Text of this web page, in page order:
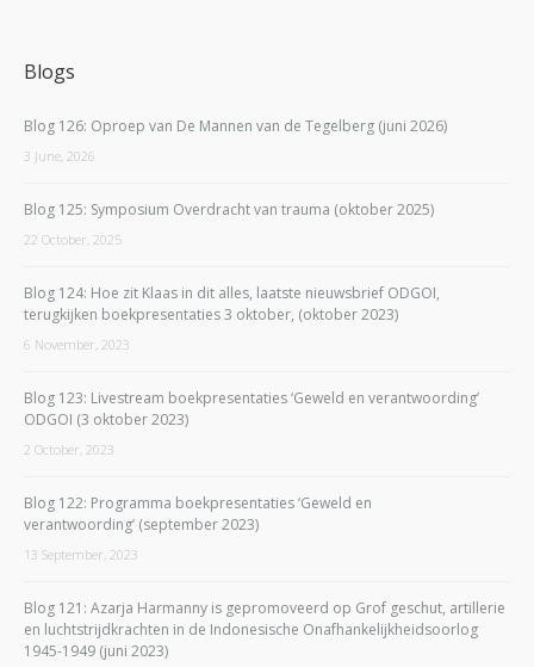
Blogs
Blog 126: Oproep van De Mannen van de Tegelberg (juni 2026)
3 June, 2026
Blog 125: Symposium Overdracht van trauma (oktober 2025)
22 October, 2025
Blog 124: Hoe zit Klaas in dit alles, laatste nieuwsbrief ODGOI,
terugkijken boekpresentaties 3 oktober, (oktober 2023)
6 November, 2023
Blog 123: Livestream boekpresentaties ‘Geweld en verantwoording’
ODGOI (3 oktober 2023)
2 October, 2023
Blog 122: Programma boekpresentaties ‘Geweld en
verantwoording’ (september 2023)
13 September, 2023
Blog 121: Azarja Harmanny is gepromoveerd op Grof geschut, artillerie
en luchtstrijdkrachten in de Indonesische Onafhankelijkheidsoorlog
1945-1949 (juni 2023)